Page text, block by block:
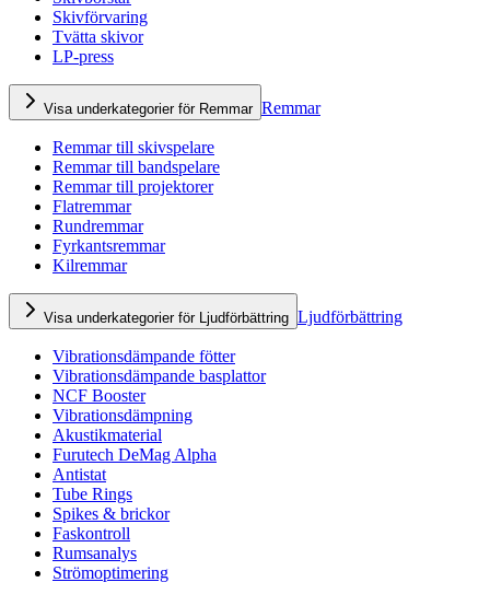
Skivförvaring
Tvätta skivor
LP-press
Visa underkategorier för Remmar Remmar
Remmar till skivspelare
Remmar till bandspelare
Remmar till projektorer
Flatremmar
Rundremmar
Fyrkantsremmar
Kilremmar
Visa underkategorier för Ljudförbättring Ljudförbättring
Vibrationsdämpande fötter
Vibrationsdämpande basplattor
NCF Booster
Vibrationsdämpning
Akustikmaterial
Furutech DeMag Alpha
Antistat
Tube Rings
Spikes & brickor
Faskontroll
Rumsanalys
Strömoptimering